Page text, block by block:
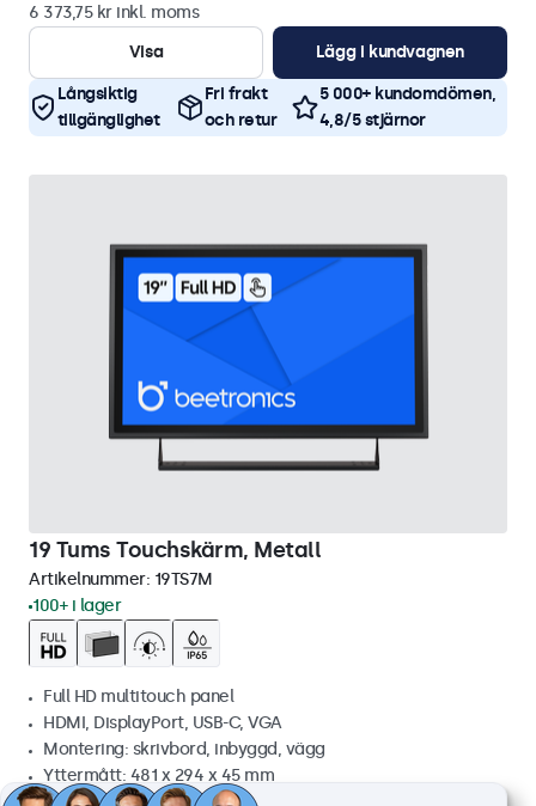
6 373,75 kr inkl. moms
Visa
Lägg i kundvagnen
Långsiktig
tillgänglighet
Fri frakt
och retur
5 000+ kundomdömen,
4,8/5 stjärnor
19 Tums Touchskärm, Metall
Artikelnummer: 19TS7M
100+ i lager
Full HD multitouch panel
HDMI, DisplayPort, USB-C, VGA
Montering: skrivbord, inbyggd, vägg
Yttermått: 481 x 294 x 45 mm